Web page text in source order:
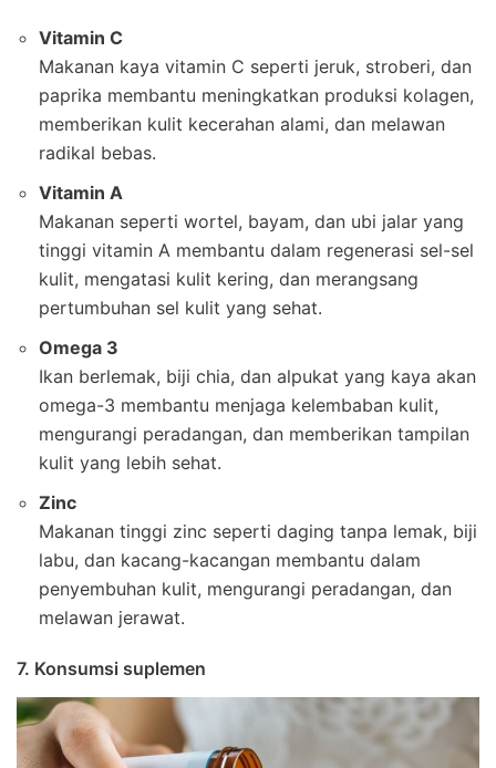
Vitamin C
Makanan kaya vitamin C seperti jeruk, stroberi, dan
paprika membantu meningkatkan produksi kolagen,
memberikan kulit kecerahan alami, dan melawan
radikal bebas.
Vitamin A
Makanan seperti wortel, bayam, dan ubi jalar yang
tinggi vitamin A membantu dalam regenerasi sel-sel
kulit, mengatasi kulit kering, dan merangsang
pertumbuhan sel kulit yang sehat.
Omega 3
Ikan berlemak, biji chia, dan alpukat yang kaya akan
omega-3 membantu menjaga kelembaban kulit,
mengurangi peradangan, dan memberikan tampilan
kulit yang lebih sehat.
Zinc
Makanan tinggi zinc seperti daging tanpa lemak, biji
labu, dan kacang-kacangan membantu dalam
penyembuhan kulit, mengurangi peradangan, dan
melawan jerawat.
7. Konsumsi suplemen